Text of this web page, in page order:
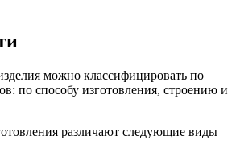
можно классифицировать по
по способу изготовления, строению и
различают следующие виды